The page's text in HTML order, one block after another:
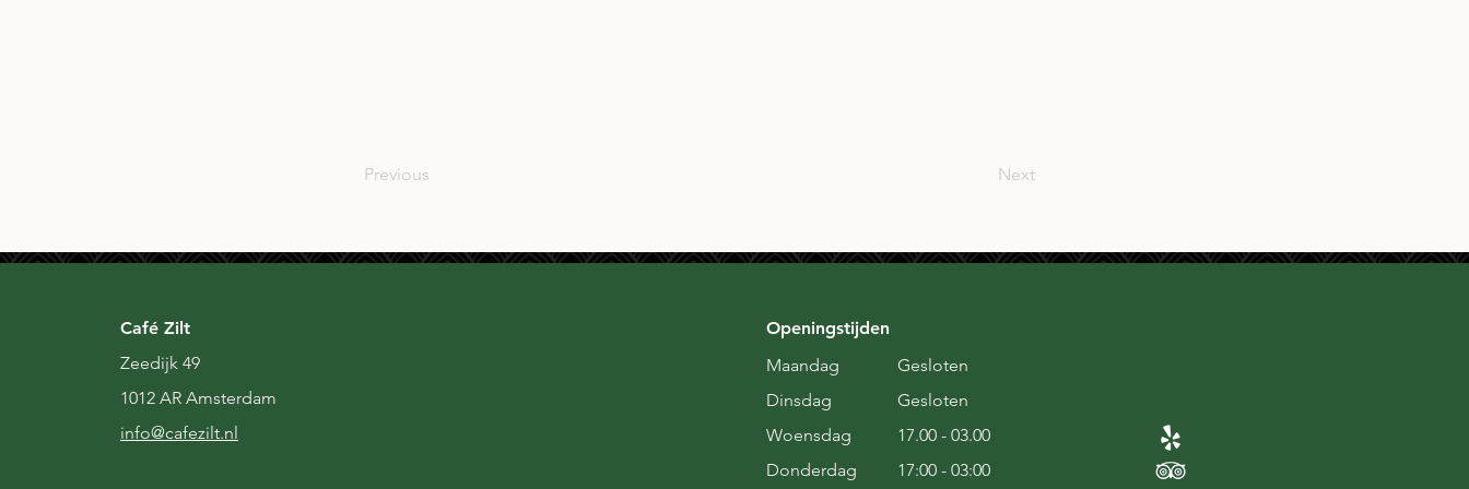
Previous Next
Café Zilt
Zeedijk 49
1012 AR Amsterdam
info@cafezilt.nl
Openingstijden
Maandag
Dinsdag
Woensdag
Donderdag
Gesloten
Gesloten
17.00 - 03.00
17:00 - 03:00